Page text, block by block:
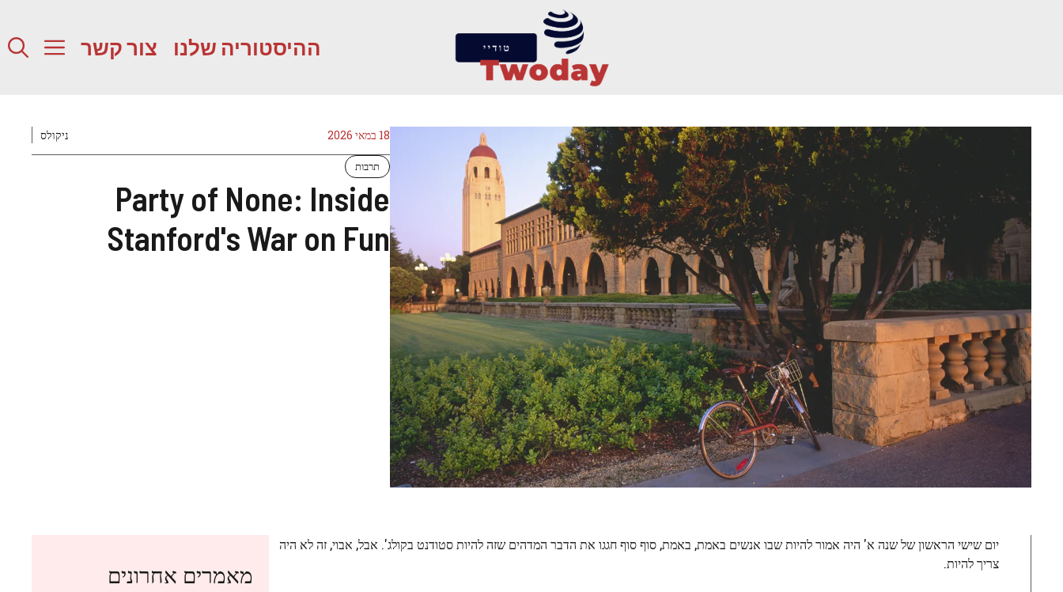
ההיסטוריה שלנו צור קשר
18 במאי 2026 ניקולס
תרבות
Party of None: Inside
Stanford's War on Fun
יום שישי הראשון של שנה א' היה אמור להיות שבו אנשים באמת, באמת, סוף סוף חגגו את הדבר המדהים שזה להיות סטודנט בקולג'. אבל, אבוי, זה לא היה
צריך להיות.
מאמרים אחרונים